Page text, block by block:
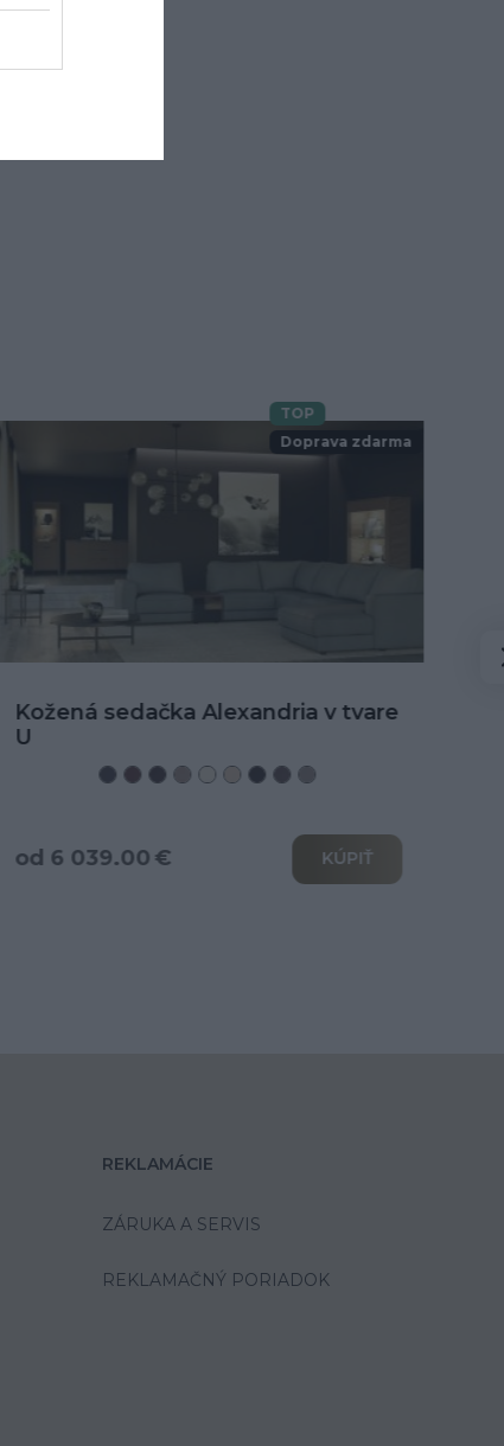
TOP
Novinka
Kožená rohová sedačka Alexandria
od 3 466.00 € KÚPIŤ
REKLAMÁCIE
ZÁRUKA A SERVIS
REKLAMAČNÝ PORIADOK